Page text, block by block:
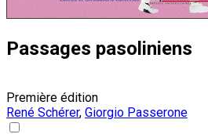
Passages pasoliniens
Première édition
René Schérer, Giorgio Passerone